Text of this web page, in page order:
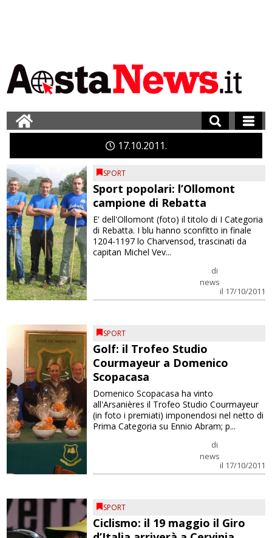
17 10 2011
SPORT
Sport popolari: l’Ollomont
campione di Rebatta
di
news
il 17/10/2011
E' dell'Ollomont (foto) il titolo di I Categoria
di Rebatta. I blu hanno sconfitto in finale
1204-1197 lo Charvensod, trascinati da
capitan Michel Vev...
SPORT
Golf: il Trofeo Studio
Courmayeur a Domenico
Scopacasa
di
news
il 17/10/2011
Domenico Scopacasa ha vinto
all'Arsanières il Trofeo Studio Courmayeur
(in foto i premiati) imponendosi nel netto di
Prima Categoria su Ennio Abram; p...
SPORT
Ciclismo: il 19 maggio il Giro